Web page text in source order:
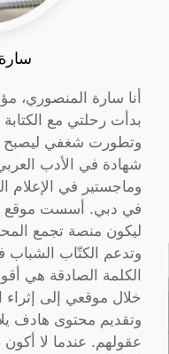
أنا سارة المنصوري،
بدأت رحلتي مع
وتطورت شغفي
شهادة في الأدب
وماجستير في الإعلام
في دبي. أسست موقع
ليكون منصة تجمع
وتدعم الكتّاب الشباب
الكلمة الصادقة هي
خلال موقعي إلى إثراء
وتقديم محتوى هادف
عقولهم. عندما لا أكون